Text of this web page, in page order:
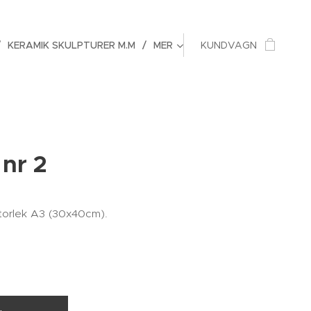
KERAMIK SKULPTURER M.M MER KUNDVAGN
2
A3 (30x40cm).